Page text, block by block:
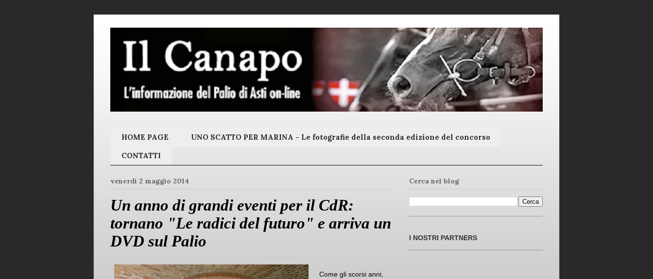
HOME PAGE UNO SCATTO PER MARINA - Le fotografie della seconda edizione del concorso
CONTATTI
venerdì 2 maggio 2014
Un anno di grandi eventi per il CdR:
tornano "Le radici del futuro" e arriva un
DVD sul Palio
Come gli scorsi anni,
Cerca nel blog
I NOSTRI PARTNERS